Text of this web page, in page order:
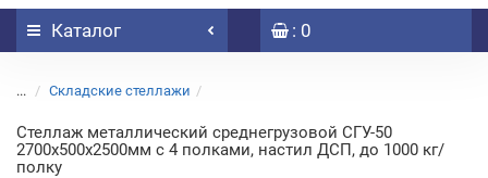
Каталог : 0
... Складские стеллажи
Стеллаж металлический среднегрузовой СГУ-50
2700х500х2500мм с 4 полками, настил ДСП, до 1000 кг/
полку